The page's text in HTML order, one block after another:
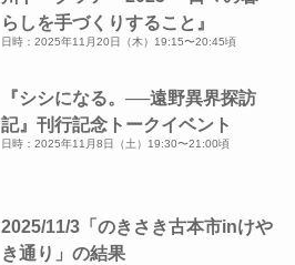
らしを手づくりすること』
日時：2025年11月20日（木）19:15〜20:45頃
『シシになる。──遠野異界探訪
記』刊行記念トークイベント
日時：2025年11月8日（土）19:30〜21:00頃
2025/11/3「のきさき古本市inけや
き通り」の結果